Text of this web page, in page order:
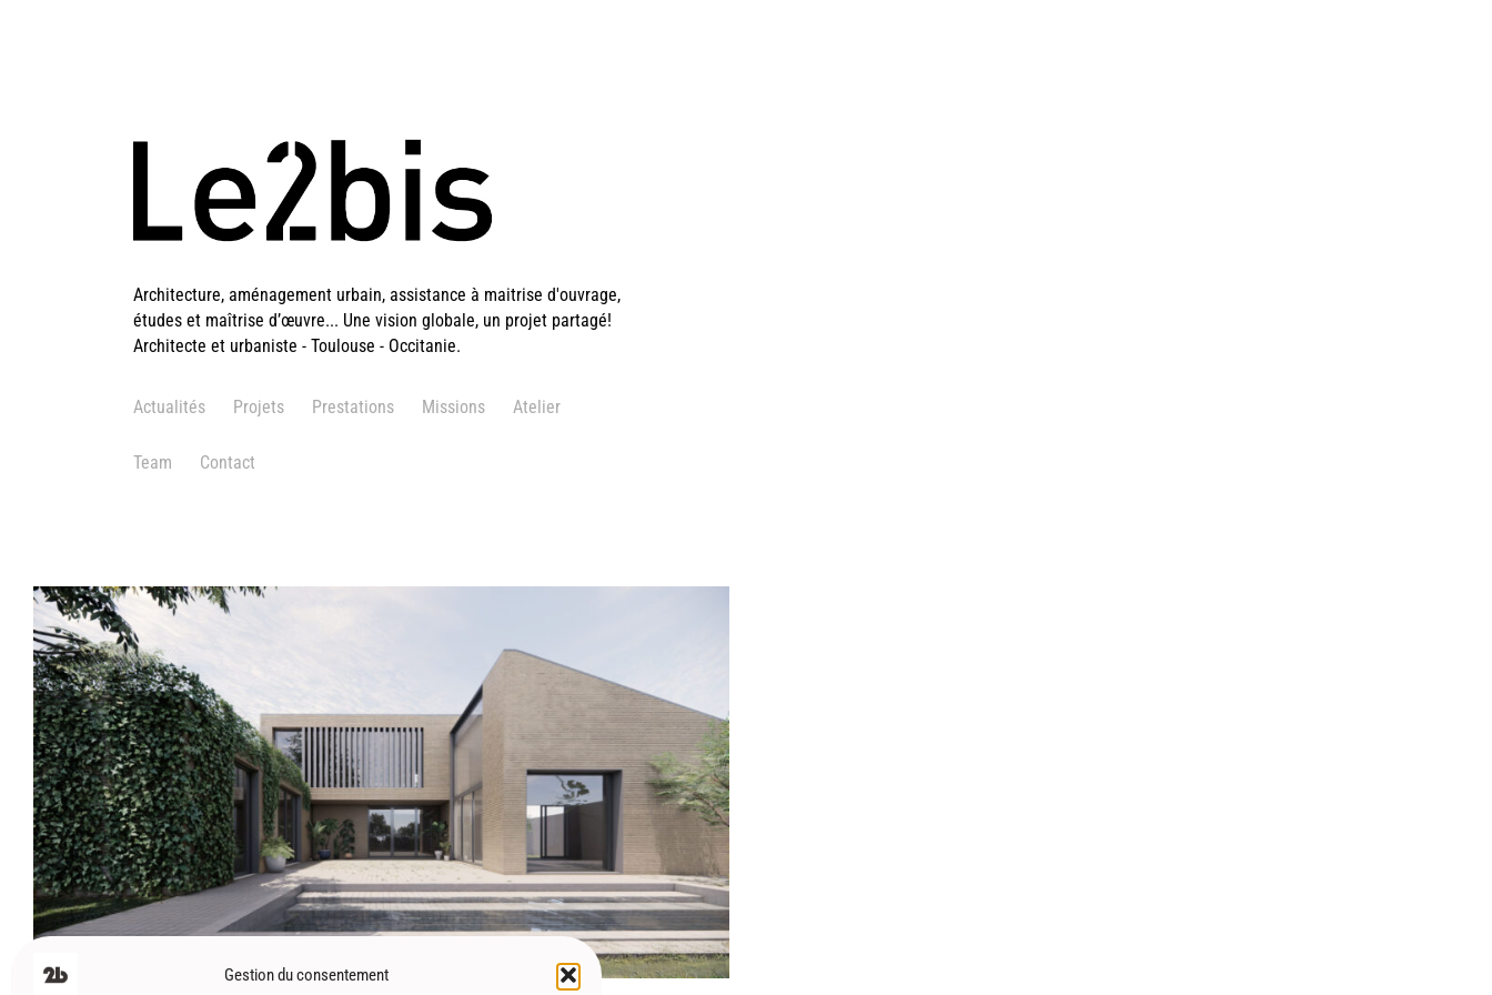
Gestion du consentement
Architecture, aménagement urbain, assistance à maitrise d'ouvrage,
études et maîtrise d’œuvre... Une vision globale, un projet partagé!
Architecte et urbaniste - Toulouse - Occitanie.
Actualités Projets Prestations Missions Atelier
Team Contact
Toulouse (31) – Maison patio – HDLI
La maison à patio d’architecte, c’est l’élégance de l’intime : un cœur ouvert sur
le ciel, un jardin secret où la lumière danse et les frontières s’effacent. C’est un
cocon de sérénité, où l’architecture épouse la nature, offrant un refuge de paix
et de beauté.
Architecture Maisons